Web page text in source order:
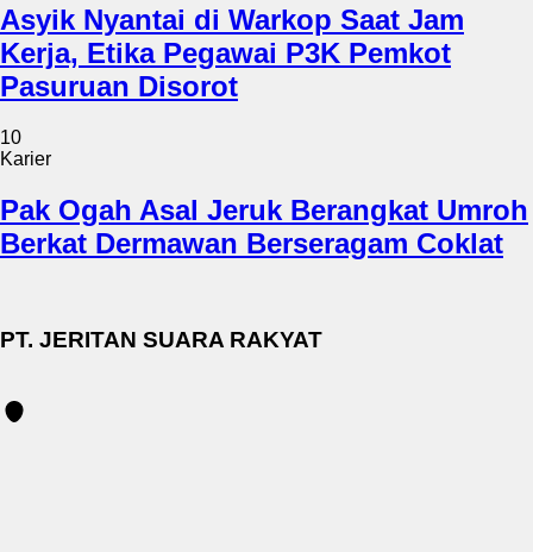
Asyik Nyantai di Warkop Saat Jam
Kerja, Etika Pegawai P3K Pemkot
Pasuruan Disorot
10
Karier
Pak Ogah Asal Jeruk Berangkat Umroh
Berkat Dermawan Berseragam Coklat
PT. JERITAN SUARA RAKYAT